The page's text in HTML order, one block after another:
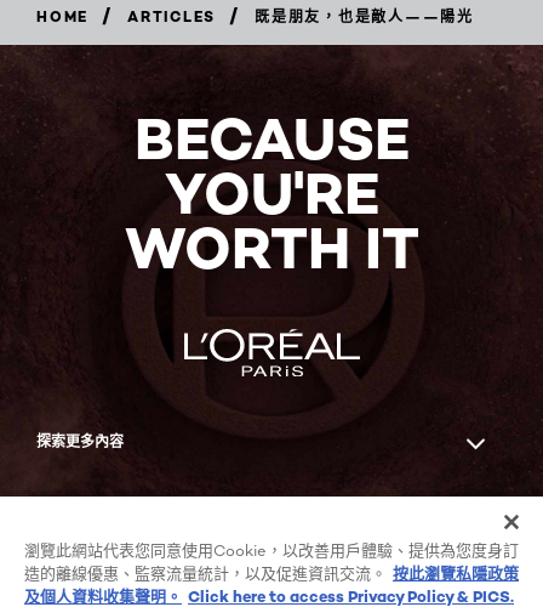
HOME / ARTICLES / 既是朋友，也是敵人——陽光
BECAUSE
YOU'RE
WORTH IT
探索更多內容
COOKIE列表
瀏覽此網站代表您同意使用Cookie，以改善用戶體驗、提供為您度身訂
造的離線優惠、監察流量統計，以及促進資訊交流。 按此瀏覽私隱政策
及個人資料收集聲明。 Click here to access Privacy Policy & PICS.